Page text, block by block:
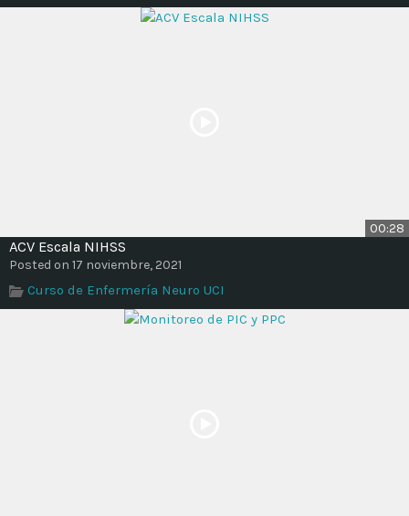
Time
00:28
ACV Escala NIHSS
Posted on 17 noviembre, 2021
Curso de Enfermería Neuro UCI